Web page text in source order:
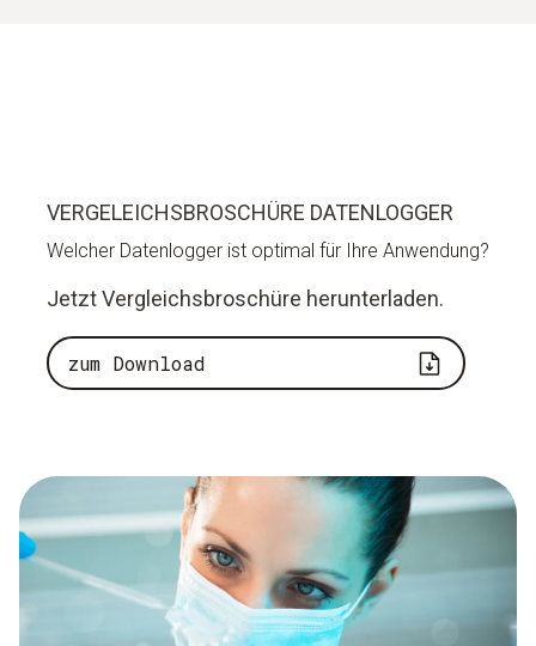
VERGELEICHSBROSCHÜRE DATENLOGGER
Welcher Datenlogger ist optimal für Ihre Anwendung?
Jetzt Vergleichsbroschüre herunterladen.
zum Download